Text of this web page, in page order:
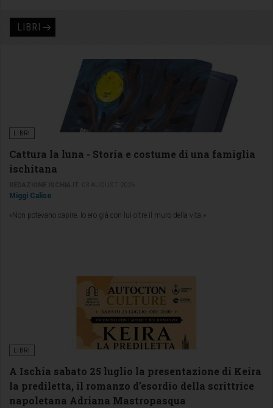
LIBRI
LIBRI
Cattura la luna - Storia e costume di una famiglia
ischitana
Miggi Calise
«Non potevano capire. Io ero già con lui oltre il muro della vita.»
LIBRI
A Ischia sabato 25 luglio la presentazione di Keira
la prediletta, il romanzo d’esordio della scrittrice
napoletana Adriana Mastropasqua